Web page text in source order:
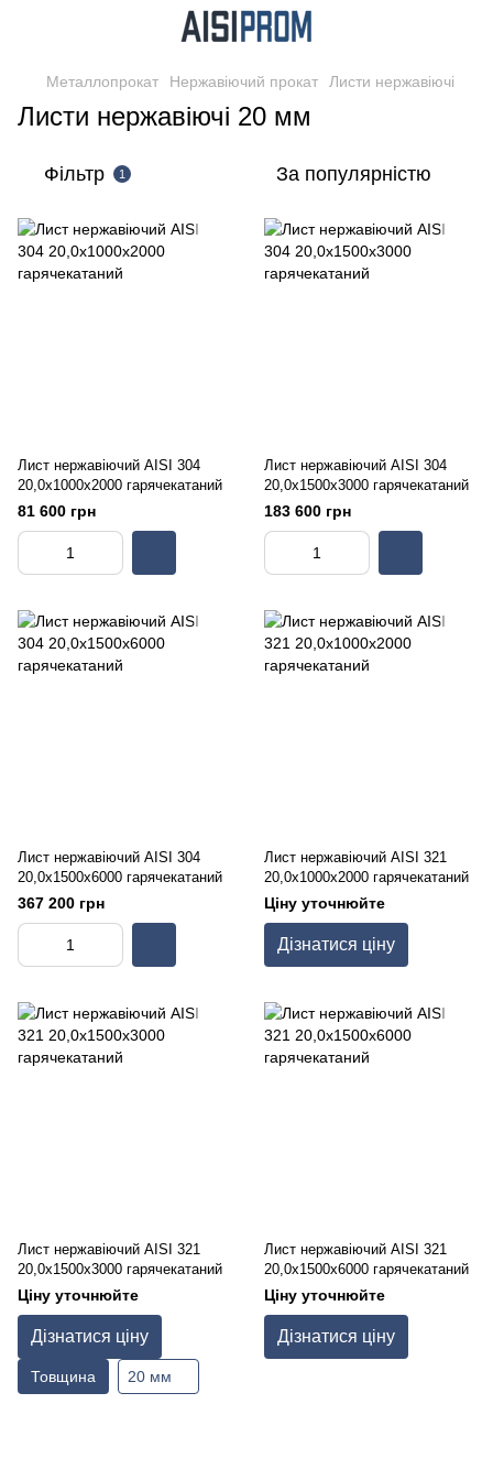
Металлопрокат Нержавіючий прокат Листи нержавіючі
Листи нержавіючі 20 мм
Фільтр 1 За популярністю
Лист нержавіючий AISI 304
20,0х1000х2000 гарячекатаний
81 600 грн
Лист нержавіючий AISI 304
20,0х1500х3000 гарячекатаний
183 600 грн
Лист нержавіючий AISI 304
20,0х1500х6000 гарячекатаний
367 200 грн
Лист нержавіючий AISI 321
20,0х1000х2000 гарячекатаний
Ціну уточнюйте
Дізнатися ціну
Лист нержавіючий AISI 321
20,0х1500х3000 гарячекатаний
Ціну уточнюйте
Дізнатися ціну
Лист нержавіючий AISI 321
20,0х1500х6000 гарячекатаний
Ціну уточнюйте
Дізнатися ціну
Товщина 20 мм